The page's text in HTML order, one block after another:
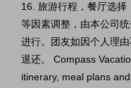
16. 旅游行程，餐厅选择
等因素调整，由本公司
进行。团友如因个人理
退还。 Compass
itinerary, meal plans